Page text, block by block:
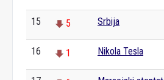
15 5 Srbija
16 1 Nikola Tesla